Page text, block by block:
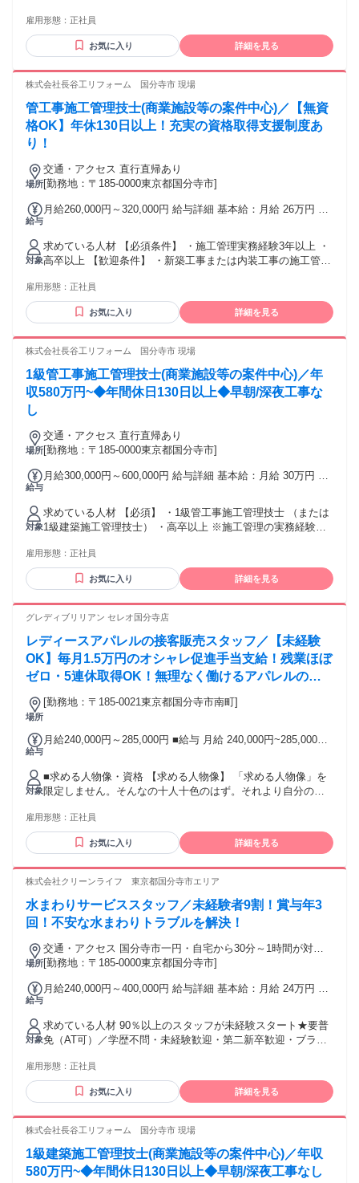
かりと働きたい方
―――――――――――――――――――― ●障がい児支
援・発達障害サポートの経験が活かせます ●児童発達支援・
者福祉や福祉施設での実務経験がある方優遇 ●学歴・年齢不
ともに働きやすい職場です ●20代〜50代まで幅広い年代が在
籍・活躍中！ ● 子育てが落ち着いた方活躍中 ●主婦スタッフ
活躍中
雇用形態： 正社員
お気に入り 詳細を見る
株式会社長谷工リフォーム 国分寺市 現場
管工事施工管理技士(商業施設等の案件中心)／【無資
格OK】年休130日以上！充実の資格取得支援制度あ
り！
場所
交通・アクセス 直行直帰あり
[勤務地：〒185-0000東京都国分寺市]
給与
月給260,000円～320,000円 給与詳細 基本給：月給 26万円 〜
れる通勤・皆勤・家族手当金額：なし 全員に一律で支払われ
るその他手当金額：なし ✨下記はあくまで最低保証額です。
あなたの経験や能力を考慮して決定します。 ・別途、賞与＋
諸手当を支給 ・諸手当には時間外手当や資格手当等を含む
対象
求めている人材 【必須条件】 ・施工管理実務経験3年以上 ・
高卒以上 【歓迎条件】 ・新築工事または内装工事の施工管理
（戸建て、ビル、商業施設等）不問 ※修繕工事が未経験の方
も歓迎 年齢の条件と理由：あり（制限事由：例外事由1号／
65歳未満（65歳定年のため））
雇用形態： 正社員
お気に入り 詳細を見る
株式会社長谷工リフォーム 国分寺市 現場
1級管工事施工管理技士(商業施設等の案件中心)／年
収580万円~◆年間休日130日以上◆早朝/深夜工事な
し
場所
交通・アクセス 直行直帰あり
[勤務地：〒185-0000東京都国分寺市]
給与
月給300,000円～600,000円 給与詳細 基本給：月給 30万円 〜
れる通勤・皆勤・家族手当金額：なし 全員に一律で支払われ
るその他手当金額：なし ✨下記はあくまで最低保証額です。
あなたの経験や能力を考慮して決定します。 ■1級建築施工管
理技士保有者 月給30万円以上＋賞与＋諸手当 【手当】 1級建
資格手当等を含む
対象
求めている人材 【必須】 ・1級管工事施工管理技士 （または
1級建築施工管理技士） ・高卒以上 ※施工管理の実務経験が
以外の 施工管理の経験者も活躍中 （戸建て、ビル、商業施設
など） ※資格がある方なら、修繕工事の未経験者歓迎 年齢の
条件と理由：あり（制限事由：例外事由1号／65歳未満（65歳
雇用形態： 正社員
お気に入り 詳細を見る
グレディブリリアン セレオ国分寺店
レディースアパレルの接客販売スタッフ／【未経験
OK】毎月1.5万円のオシャレ促進手当支給！残業ほぼ
ゼロ・5連休取得OK！無理なく働けるアパレルのお
仕事です
場所
[勤務地：〒185-0021東京都国分寺市南町]
給与
月給240,000円～285,000円 ■給与 月給 240,000円~285,000円
方は前職給与をお申し出ください。 ※前職給与額、これまで
のスキル・経験を参考に個別に給与額をご提示致します。 ・
残業手当 ・各種報奨金制度（規定有） ・賞与/年2回（昨年度
実績 平均2.36ヶ月/年） ・昇給/年1回 ・社会保険完備 ・社員
担） ・転勤（転居を伴う異動）は本人が同意した場合のみ 固
定残業代の有無：なし ■交通費 規定支給 通勤手当（上限月5
万円まで）
対象
■求める人物像・資格 【求める人物像】 「求める人物像」を
限定しません。そんなの十人十色のはず。それより自分の強
が当社のモットーです。 【応募資格】 ・高卒以上 ・59歳未
満の方（定年が60歳のため） ・学歴不問、資格不問、経験不
経験者は優遇します ・もちろん未経験でも大歓迎！ ・美容
鞄や雑貨、服飾・ファッションやおしゃれがお好きな方 ・店
長やマネージャー等、様々なキャリアに挑戦したい方 ・成長
ートを両立したい主婦（夫）さん ・チームワークを大切にす
る方 ・Iターン、Uターンをご希望の方
雇用形態： 正社員
お気に入り 詳細を見る
株式会社クリーンライフ 東京都国分寺市エリア
水まわりサービススタッフ／未経験者9割！賞与年3
回！不安な水まわりトラブルを解決！
場所
交通・アクセス 国分寺市一円・自宅から30分～1時間が対象
エリアです(直行直帰)
[勤務地：〒185-0000東京都国分寺市]
給与
月給240,000円～400,000円 給与詳細 基本給：月給 24万円 〜
れる通勤・皆勤・家族手当金額：なし 全員に一律で支払われ
るその他手当金額：なし ■給与は経験、能力を考慮して決定 ■
昇給年1回 ■賞与年3回（8月、12月、4月） ※1回あたりの支
給目安金額20～80万円
対象
求めている人材 90％以上のスタッフが未経験スタート★要普
免（AT可）／学歴不問・未経験歓迎・第二新卒歓迎・ブラン
フが未経験スタートなのでサポート体制もバッチリです。 ＼
こんな方は歓迎します／ ◎正社員として安定した業界で腰を
据えて働きたい ◎未経験から新しい環境でチャレンジしたい
でもOK） 【不安な水まわりトラブルを解決！／社員インタビ
前すら知らなかった私は、 先輩の9割が未経験からのスタート
と聞いて安心して入社。 入社前の職場見学で同行して仕事内
雇用形態： 正社員
お気に入り 詳細を見る
株式会社長谷工リフォーム 国分寺市 現場
1級建築施工管理技士(商業施設等の案件中心)／年収
580万円~◆年間休日130日以上◆早朝/深夜工事なし